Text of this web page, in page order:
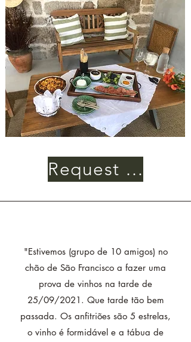
Request information
"Estivemos (grupo de 10 amigos) no
chão de São Francisco a fazer uma
prova de vinhos na tarde de
25/09/2021. Que tarde tão bem
passada. Os anfitriões são 5 estrelas,
o vinho é formidável e a tábua de